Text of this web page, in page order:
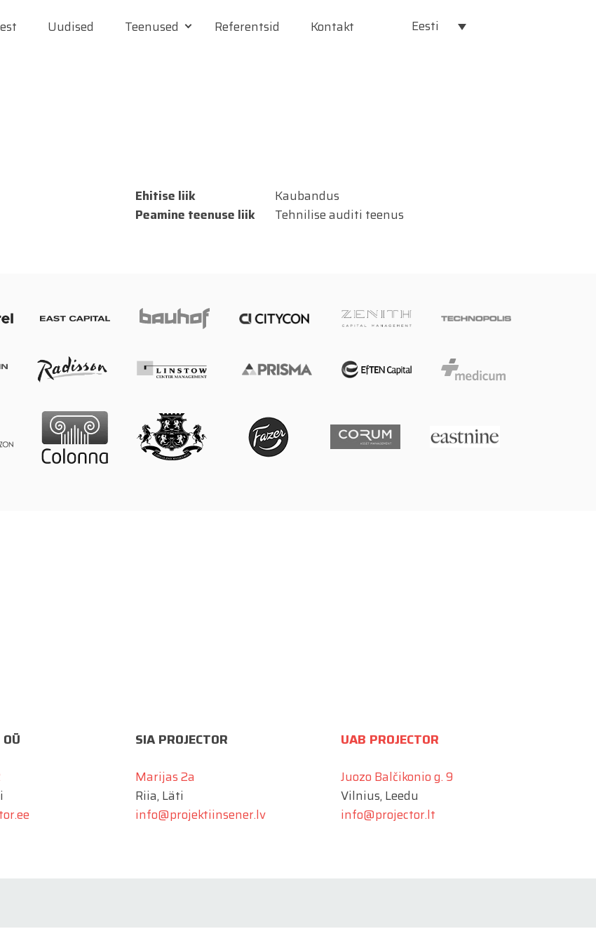
Uudised Teenused Referentsid Kontakt Eesti
Ehitise liik
Kaubandus
Peamine teenuse liik
Tehnilise auditi teenus
SIA PROJECTOR
Marijas 2a
Riia, Läti
info@projektiinsener.lv
UAB PROJECTOR
Juozo Balčikonio g. 9
Vilnius, Leedu
info@projector.lt